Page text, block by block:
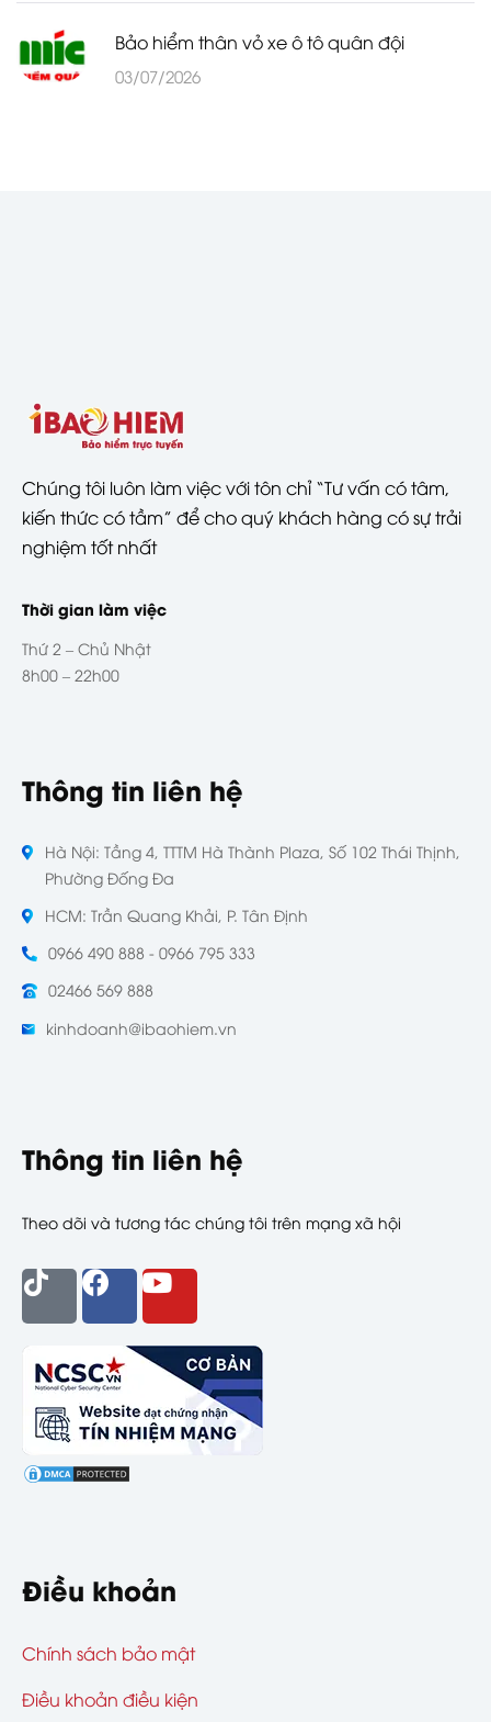
Bảo hiểm thân vỏ xe ô tô quân đội
03/07/2026
Chúng tôi luôn làm việc với tôn chỉ “Tư vấn có tâm,
kiến thức có tầm” để cho quý khách hàng có sự trải
nghiệm tốt nhất
Thời gian làm việc
Thứ 2 – Chủ Nhật
8h00 – 22h00
Thông tin liên hệ
Hà Nội: Tầng 4, TTTM Hà Thành Plaza, Số 102 Thái Thịnh,
Phường Đống Đa
HCM: Trần Quang Khải, P. Tân Định
0966 490 888 - 0966 795 333
02466 569 888
kinhdoanh@ibaohiem.vn
Thông tin liên hệ
Theo dõi và tương tác chúng tôi trên mạng xã hội
Điều khoản
Chính sách bảo mật
Điều khoản điều kiện